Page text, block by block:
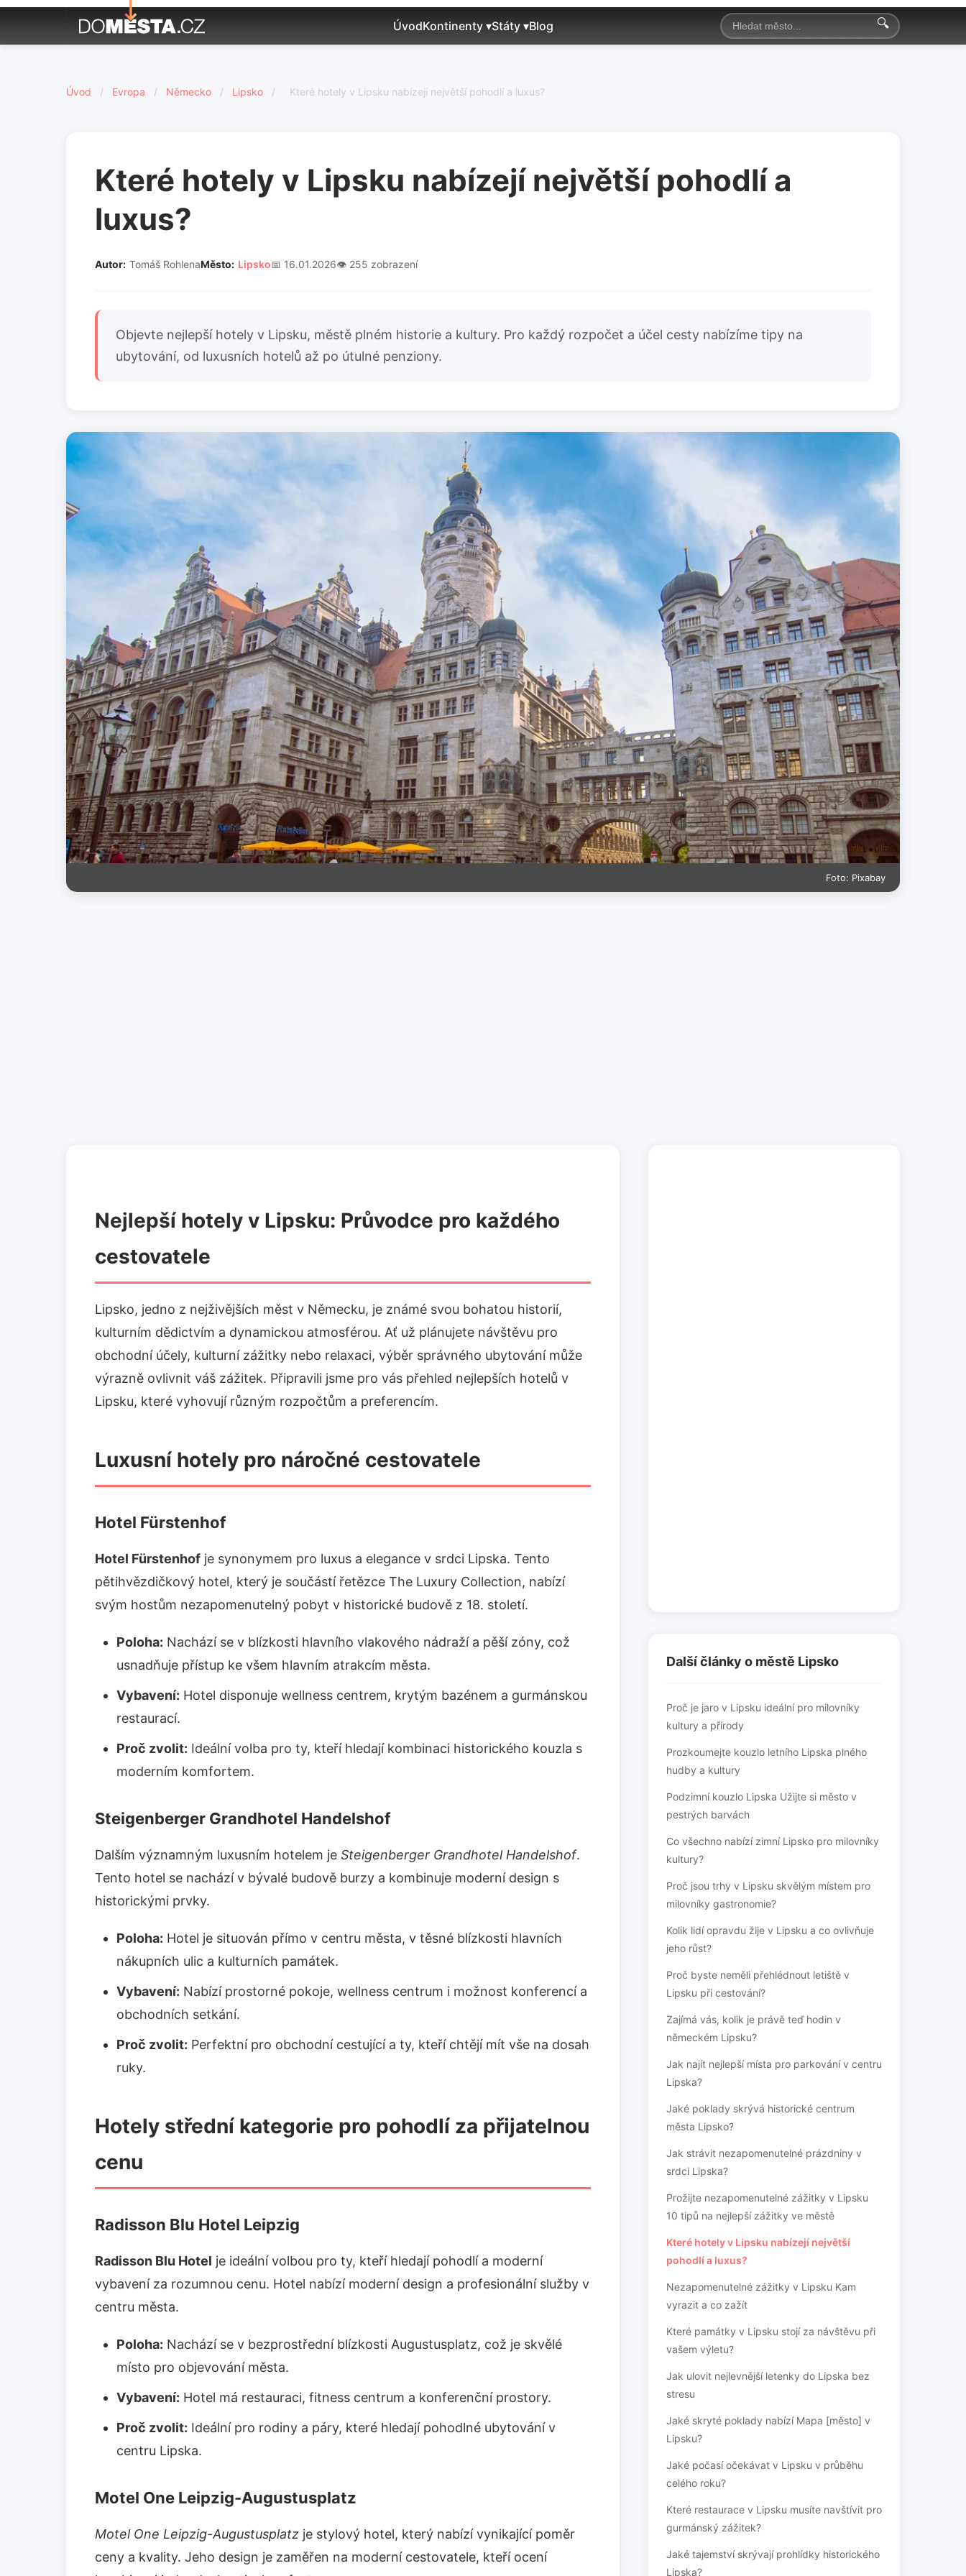
ÚvodKontinenty ▾Státy ▾Blog 🔍
Úvod / Evropa / Německo / Lipsko / Které hotely v Lipsku nabízejí největší pohodlí a luxus?
Které hotely v Lipsku nabízejí největší pohodlí a
luxus?
Autor: Tomáš RohlenaMěsto: Lipsko📅 16.01.2026👁️ 255 zobrazení
Objevte nejlepší hotely v Lipsku, městě plném historie a kultury. Pro každý rozpočet a účel cesty nabízíme tipy na
ubytování, od luxusních hotelů až po útulné penziony.
Foto: Pixabay
Nejlepší hotely v Lipsku: Průvodce pro každého
cestovatele
Lipsko, jedno z nejživějších měst v Německu, je známé svou bohatou historií,
kulturním dědictvím a dynamickou atmosférou. Ať už plánujete návštěvu pro
obchodní účely, kulturní zážitky nebo relaxaci, výběr správného ubytování může
výrazně ovlivnit váš zážitek. Připravili jsme pro vás přehled nejlepších hotelů v
Lipsku, které vyhovují různým rozpočtům a preferencím.
Luxusní hotely pro náročné cestovatele
Hotel Fürstenhof
Hotel Fürstenhof je synonymem pro luxus a elegance v srdci Lipska. Tento
pětihvězdičkový hotel, který je součástí řetězce The Luxury Collection, nabízí
svým hostům nezapomenutelný pobyt v historické budově z 18. století.
Poloha: Nachází se v blízkosti hlavního vlakového nádraží a pěší zóny, což
usnadňuje přístup ke všem hlavním atrakcím města.
Vybavení: Hotel disponuje wellness centrem, krytým bazénem a gurmánskou
restaurací.
Proč zvolit: Ideální volba pro ty, kteří hledají kombinaci historického kouzla s
moderním komfortem.
Steigenberger Grandhotel Handelshof
Dalším významným luxusním hotelem je Steigenberger Grandhotel Handelshof.
Tento hotel se nachází v bývalé budově burzy a kombinuje moderní design s
historickými prvky.
Poloha: Hotel je situován přímo v centru města, v těsné blízkosti hlavních
nákupních ulic a kulturních památek.
Vybavení: Nabízí prostorné pokoje, wellness centrum i možnost konferencí a
obchodních setkání.
Proč zvolit: Perfektní pro obchodní cestující a ty, kteří chtějí mít vše na dosah
ruky.
Hotely střední kategorie pro pohodlí za přijatelnou
cenu
Radisson Blu Hotel Leipzig
Radisson Blu Hotel je ideální volbou pro ty, kteří hledají pohodlí a moderní
vybavení za rozumnou cenu. Hotel nabízí moderní design a profesionální služby v
centru města.
Poloha: Nachází se v bezprostřední blízkosti Augustusplatz, což je skvělé
místo pro objevování města.
Vybavení: Hotel má restauraci, fitness centrum a konferenční prostory.
Proč zvolit: Ideální pro rodiny a páry, které hledají pohodlné ubytování v
centru Lipska.
Motel One Leipzig-Augustusplatz
Motel One Leipzig-Augustusplatz je stylový hotel, který nabízí vynikající poměr
ceny a kvality. Jeho design je zaměřen na moderní cestovatele, kteří ocení
Další články o městě Lipsko
Proč je jaro v Lipsku ideální pro milovníky
kultury a přírody
Prozkoumejte kouzlo letního Lipska plného
hudby a kultury
Podzimní kouzlo Lipska Užijte si město v
pestrých barvách
Co všechno nabízí zimní Lipsko pro milovníky
kultury?
Proč jsou trhy v Lipsku skvělým místem pro
milovníky gastronomie?
Kolik lidí opravdu žije v Lipsku a co ovlivňuje
jeho růst?
Proč byste neměli přehlédnout letiště v
Lipsku při cestování?
Zajímá vás, kolik je právě teď hodin v
německém Lipsku?
Jak najít nejlepší místa pro parkování v centru
Lipska?
Jaké poklady skrývá historické centrum
města Lipsko?
Jak strávit nezapomenutelné prázdniny v
srdci Lipska?
Prožijte nezapomenutelné zážitky v Lipsku
10 tipů na nejlepší zážitky ve městě
Které hotely v Lipsku nabízejí největší
pohodlí a luxus?
Nezapomenutelné zážitky v Lipsku Kam
vyrazit a co zažít
Které památky v Lipsku stojí za návštěvu při
vašem výletu?
Jak ulovit nejlevnější letenky do Lipska bez
stresu
Jaké skryté poklady nabízí Mapa [město] v
Lipsku?
Jaké počasí očekávat v Lipsku v průběhu
celého roku?
Které restaurace v Lipsku musíte navštívit pro
gurmánský zážitek?
Jaké tajemství skrývají prohlídky historického
Lipska?